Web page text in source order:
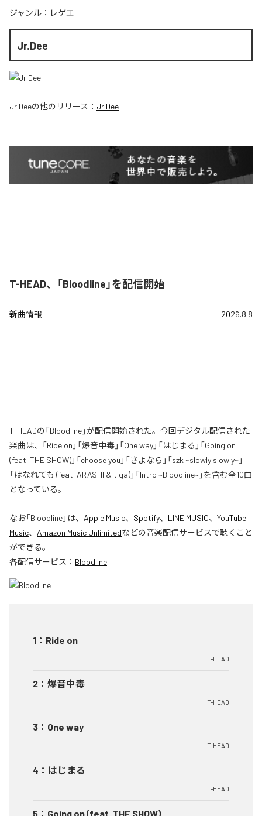
ジャンル： レゲエ
Jr.Dee
Jr.Deeの他のリリース： Jr.Dee
T-HEAD、「Bloodline」を配信開始
新曲情報 2026.8.8
T-HEADの「Bloodline」が配信開始された。今回デジタル配信された
楽曲は、「Ride on」「爆音中毒」「One way」「はじまる」「Going on
(feat. THE SHOW)」「choose you」「さよなら」「szk ~slowly slowly~」
「はなれても (feat. ARASHI & tiga)」「Intro ~Bloodline~」を含む全10曲
となっている。
なお「Bloodline」は、 Apple Music、 Spotify、 LINE MUSIC、 YouTube
Music、 Amazon Music Unlimitedなどの音楽配信サービスで聴くこと
ができる。
各配信サービス： Bloodline
1 ： Ride on
T-HEAD
2 ： 爆音中毒
T-HEAD
3 ： One way
T-HEAD
4 ： はじまる
T-HEAD
5 ： Going on (feat. THE SHOW)